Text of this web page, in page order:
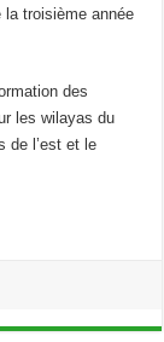
la troisième année
des
les wilayas du
de l’est et le